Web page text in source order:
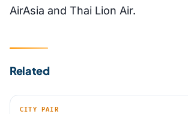
AirAsia and Thai Lion Air.
Related
CITY PAIR